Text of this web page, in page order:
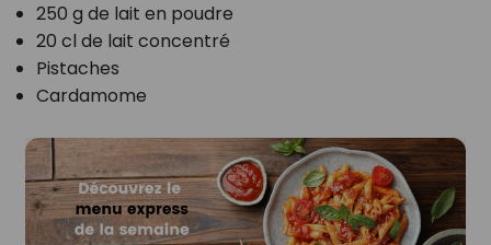
250 g de lait en poudre
20 cl de lait concentré
Pistaches
Cardamome